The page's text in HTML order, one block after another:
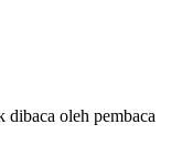
oleh pembaca